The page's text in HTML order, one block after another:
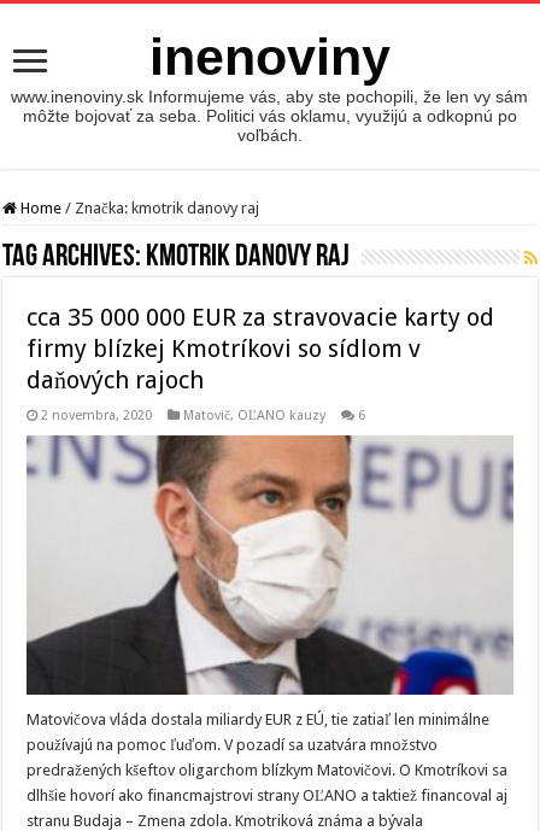
inenoviny
www.inenoviny.sk Informujeme vás, aby ste pochopili, že len vy sám
môžte bojovať za seba. Politici vás oklamu, využijú a odkopnú po
voľbách.
Home / Značka: kmotrik danovy raj
Tag Archives: kmotrik danovy raj
cca 35 000 000 EUR za stravovacie karty od
firmy blízkej Kmotríkovi so sídlom v
daňových rajoch
2 novembra, 2020 Matovič, OĽANO kauzy 6
Matovičova vláda dostala miliardy EUR z EÚ, tie zatiaľ len minimálne
používajú na pomoc ľuďom. V pozadí sa uzatvára množstvo
predražených kšeftov oligarchom blízkym Matovičovi. O Kmotríkovi sa
dlhšie hovorí ako financmajstrovi strany OĽANO a taktiež financoval aj
stranu Budaja – Zmena zdola. Kmotriková známa a bývala